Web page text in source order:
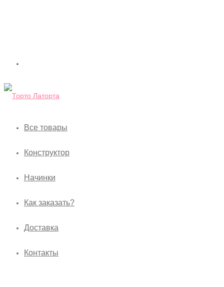
Все товары
Конструктор
Начинки
Как заказать?
Доставка
Контакты